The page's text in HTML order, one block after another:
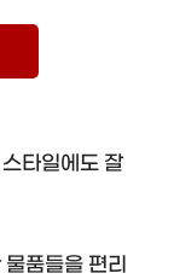
타일에도 잘
품들을 편리